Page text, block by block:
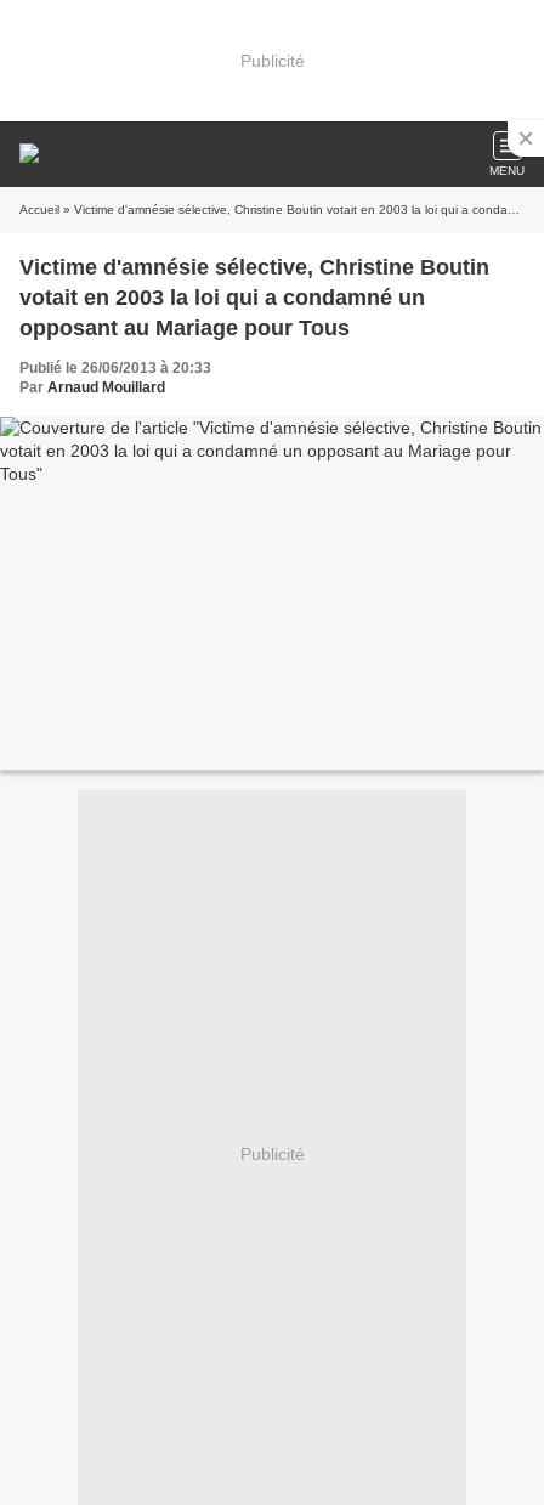
Publicité
MENU
Accueil » Victime d'amnésie sélective, Christine Boutin votait en 2003 la loi qui a condamné un opposant au Mariage pour Tous
Victime d'amnésie sélective, Christine Boutin
votait en 2003 la loi qui a condamné un
opposant au Mariage pour Tous
Publié le 26/06/2013 à 20:33
Par Arnaud Mouillard
Publicité